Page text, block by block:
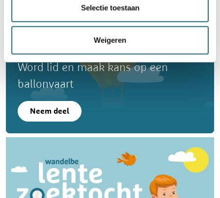
Selectie toestaan
Weigeren
Word lid en maak kans op een
ballonvaart
Neem deel